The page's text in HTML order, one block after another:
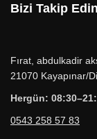
Bizi Takip
Fırat, abdulkadir
21070 Kayapınar/
Hergün:
0543 258 57 83